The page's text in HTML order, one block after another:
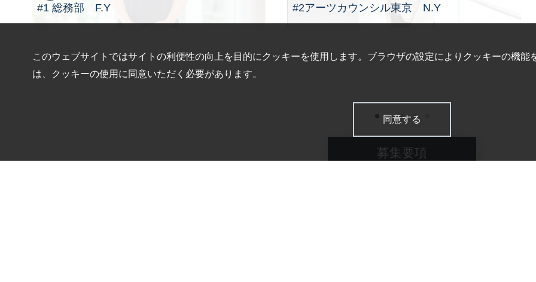
このウェブサイトではサイトの利便性の向上を目的にクッキーを使用します。ブラウザの設定によりクッキーの機
は、クッキーの使用に同意いただく必要があります。
同意する
#1 総務部 F.Y #2アーツカウンシル東京 N.Y
募集要項